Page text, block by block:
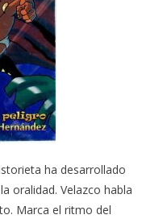
ha desarrollado
oralidad. Velazco habla
Marca el ritmo del